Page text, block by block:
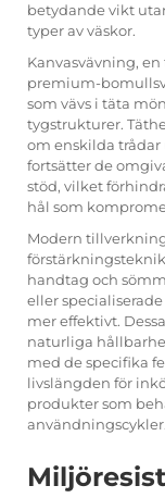
betydande vikt
typer av väskor.
Kanvasvävning,
premium-
som vävs i täta
tygstrukturer.
om enskilda
fortsätter de
stöd, vilket
hål som
Modern
handtag och
eller
mer effektivt.
naturliga
med de specifika
livslängden för
produkter som
användningscykler.